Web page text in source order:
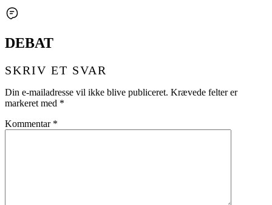
DEBAT
SKRIV ET SVAR
Din e-mailadresse vil ikke blive publiceret. Krævede felter er
markeret med *
Kommentar *